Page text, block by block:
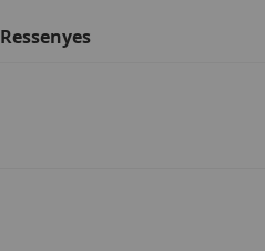
Ressenyes